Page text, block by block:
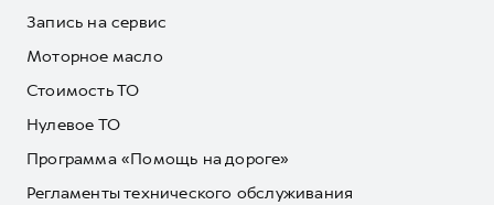
Запись на сервис
Моторное масло
Стоимость ТО
Нулевое ТО
Программа «Помощь на дороге»
Регламенты технического обслуживания